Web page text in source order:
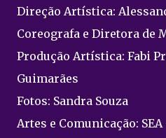
Direção Artística:
Coreografa e Diretora de
Produção Artística: Fabi
Guimarães
Fotos: Sandra Souza
Artes e Comunicação: